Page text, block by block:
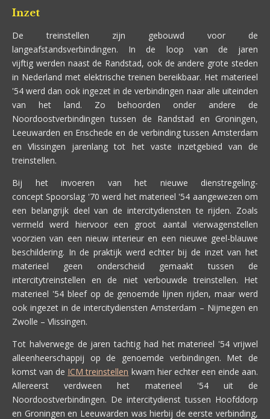
Inzet
De treinstellen zijn gebouwd voor de
langeafstandsverbindingen. In de loop van de jaren
vijftig werden naast de Randstad, ook de andere grote steden
in Nederland met elektrische treinen bereikbaar. Het materieel
'54 werd dan ook ingezet in de verbindingen naar alle uiteinden
van het land. Zo behoorden onder andere de
Noordoostverbindingen tussen de Randstad en Groningen,
Leeuwarden en Enschede en de verbinding tussen Amsterdam
en Vlissingen jarenlang tot het vaste inzetgebied van de
treinstellen.
Bij het invoeren van het nieuwe dienstregeling-
concept Spoorslag '70 werd het materieel '54 aangewezen om
een belangrijk deel van de intercitydiensten te rijden. Zoals
vermeld werd hiervoor een groot aantal vierwagenstellen
voorzien van een nieuw interieur en een nieuwe geel-blauwe
beschildering. In de praktijk werd echter bij de inzet van het
materieel geen onderscheid gemaakt tussen de
intercitytreinstellen en de niet verbouwde treinstellen. Het
materieel '54 bleef op de genoemde lijnen rijden, maar werd
ook ingezet in de intercitydiensten Amsterdam – Nijmegen en
Zwolle – Vlissingen.
Tot halverwege de jaren tachtig had het materieel '54 vrijwel
alleenheerschappij op de genoemde verbindingen. Met de
komst van de ICM treinstellen kwam hier echter een einde aan.
Allereerst verdween het materieel '54 uit de
Noordoostverbindingen. De intercitydienst tussen Hoofddorp
en Groningen en Leeuwarden was hierbij de eerste verbinding,